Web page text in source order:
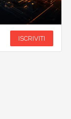
ISCRIVITI